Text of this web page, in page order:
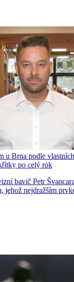
u Brna podle
po celý rok
bavič Petr
jehož nejdražším